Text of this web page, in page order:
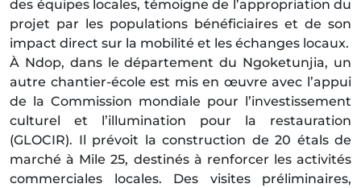
des équipes locales, témoigne de l’appropriation du
projet par les populations bénéficiaires et de son
impact direct sur la mobilité et les échanges locaux.
À Ndop, dans le département du Ngoketunjia, un
autre chantier-école est mis en œuvre avec l’appui
de la Commission mondiale pour l’investissement
culturel et l’illumination pour la restauration
(GLOCIR). Il prévoit la construction de 20 étals de
marché à Mile 25, destinés à renforcer les activités
commerciales locales. Des visites préliminaires,